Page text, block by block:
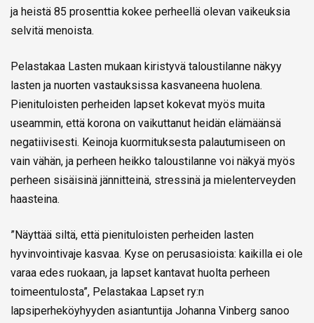
ja heistä 85 prosenttia kokee perheellä olevan vaikeuksia
selvitä menoista.
Pelastakaa Lasten mukaan kiristyvä taloustilanne näkyy
lasten ja nuorten vastauksissa kasvaneena huolena.
Pienituloisten perheiden lapset kokevat myös muita
useammin, että korona on vaikuttanut heidän elämäänsä
negatiivisesti. Keinoja kuormituksesta palautumiseen on
vain vähän, ja perheen heikko taloustilanne voi näkyä myös
perheen sisäisinä jännitteinä, stressinä ja mielenterveyden
haasteina.
”Näyttää siltä, että pienituloisten perheiden lasten
hyvinvointivaje kasvaa. Kyse on perusasioista: kaikilla ei ole
varaa edes ruokaan, ja lapset kantavat huolta perheen
toimeentulosta”, Pelastakaa Lapset ry:n
lapsiperheköyhyyden asiantuntija Johanna Vinberg sanoo